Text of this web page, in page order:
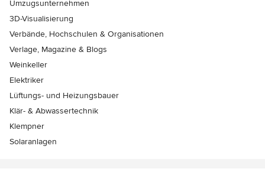
Umzugsunternehmen
3D-Visualisierung
Verbände, Hochschulen & Organisationen
Verlage, Magazine & Blogs
Weinkeller
Elektriker
Lüftungs- und Heizungsbauer
Klär- & Abwassertechnik
Klempner
Solaranlagen